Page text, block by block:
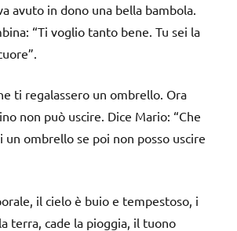
avuto in dono una bella bambola.
“Ti voglio tanto bene. Tu sei la
ti regalassero un ombrello. Ora
non può uscire. Dice Mario: “Che
un ombrello se poi non posso uscire
il cielo è buio e tempestoso, i
terra, cade la pioggia, il tuono